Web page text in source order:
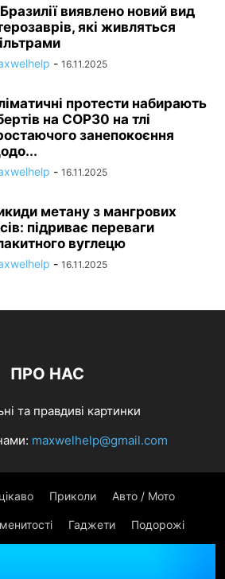
виявлено новий вид
які живляться
- 16.11.2025
протести набирають
на COP30 на тлі
занепокоєння
- 16.11.2025
метану з мангрових
підриває переваги
вуглецю
- 16.11.2025
ПРО НАС
та правдиві картинки
maxwelhelp@gmail.com
Приколи Авто / Мото
Гаджети Подорожі